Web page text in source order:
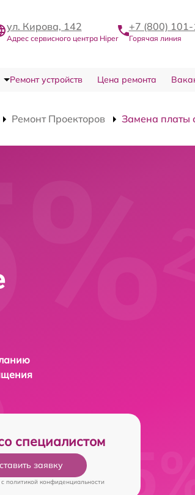
ул. Кирова, 142
Адрес сервисного центра Hiper
+7 (800)
Горячая линия
Ремонт устройств Цена ремонта
Ремонт Проекторов Замена платы
специалистом
заявку
c политикой конфиденциальности